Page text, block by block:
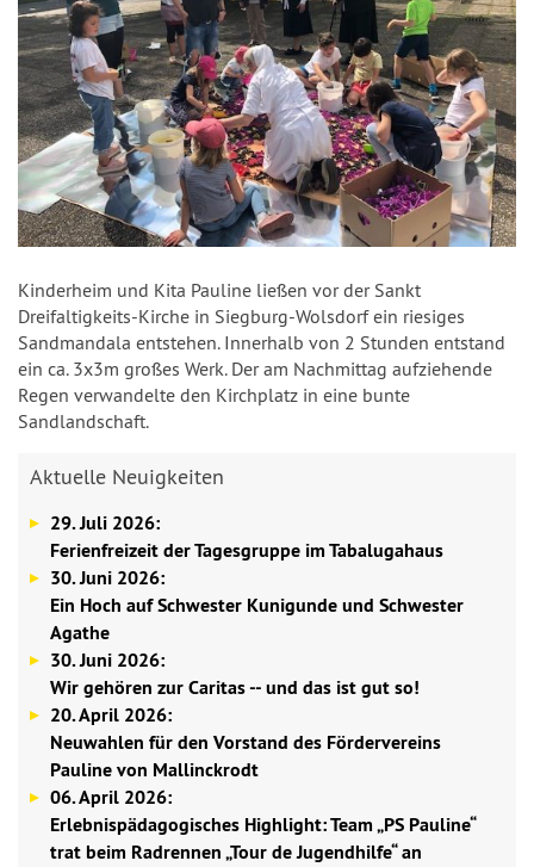
Kinderheim und Kita Pauline ließen vor der Sankt
Dreifaltigkeits-Kirche in Siegburg-Wolsdorf ein riesiges
Sandmandala entstehen. Innerhalb von 2 Stunden entstand
ein ca. 3x3m großes Werk. Der am Nachmittag aufziehende
Regen verwandelte den Kirchplatz in eine bunte
Sandlandschaft.
Aktuelle Neuigkeiten
29. Juli 2026:
Ferienfreizeit der Tagesgruppe im Tabalugahaus
30. Juni 2026:
Ein Hoch auf Schwester Kunigunde und Schwester
Agathe
30. Juni 2026:
Wir gehören zur Caritas -- und das ist gut so!
20. April 2026:
Neuwahlen für den Vorstand des Fördervereins
Pauline von Mallinckrodt
06. April 2026:
Erlebnispädagogisches Highlight: Team „PS Pauline“
trat beim Radrennen „Tour de Jugendhilfe“ an